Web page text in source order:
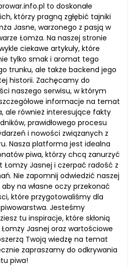
to doskonałe
którzy pragną zgłębić tajniki
Jasne, warzonego z pasją w
Łomża. Na naszej stronie
ciekawe artykuły, które
tylko smak i aromat tego
trunku, ale także backend jego
historii. Zachęcamy do
naszego serwisu, w którym
informacje na temat
ale również interesujące fakty
prawidłowego procesu
i nowości związanych z
Nasza platforma jest idealna
piwa, którzy chcą zanurzyć
Łomży Jasnej i czerpać radość z
Nie zapomnij odwiedzić naszej
na własne oczy przekonać
które przygotowaliśmy dla
Jesteśmy
tu inspiracje, które skłonią
Jasnej oraz wartościowe
Twoją wiedzę na temat
zapraszamy do odkrywania
piwa!